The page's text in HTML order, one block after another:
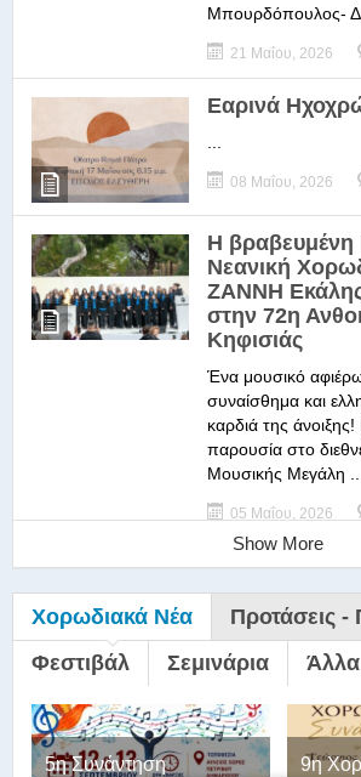
Μπουρδόπουλος-
21 Μαΐου, 2026
Εαρινά
08 Μαΐου, 2026
Η βραβευμένη
Νεανική
ΖΑΝΝΗ Εκάλης
στην 72η
Κηφισιάς
Ένα μουσικό
συναίσθημα και
καρδιά της
παρουσία στο
Μουσικής Μεγάλη ...
05 Μαΐου, 2026
Show More
Χορωδιακά Νέα
Προτάσεις -
Φεστιβάλ
Σεμινάρια Άλλα
5η Συνάντηση
9η